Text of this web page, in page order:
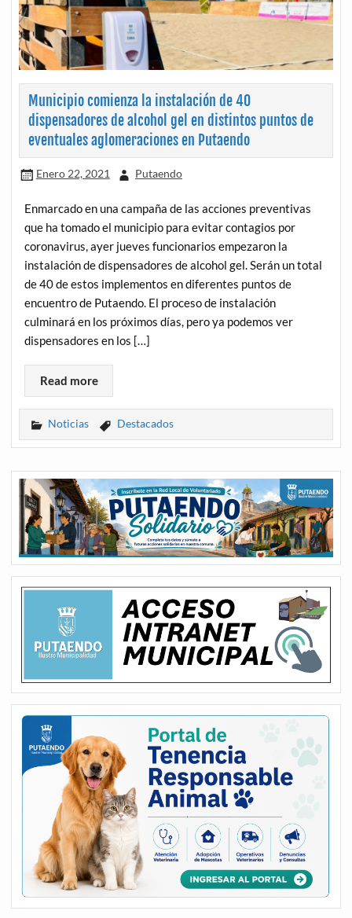
Municipio comienza la instalación de 40
dispensadores de alcohol gel en distintos puntos de
eventuales aglomeraciones en Putaendo
Enero 22, 2021 Putaendo
Enmarcado en una campaña de las acciones preventivas
que ha tomado el municipio para evitar contagios por
coronavirus, ayer jueves funcionarios empezaron la
instalación de dispensadores de alcohol gel. Serán un total
de 40 de estos implementos en diferentes puntos de
encuentro de Putaendo. El proceso de instalación
culminará en los próximos días, pero ya podemos ver
dispensadores en los […]
Read more
Noticias Destacados